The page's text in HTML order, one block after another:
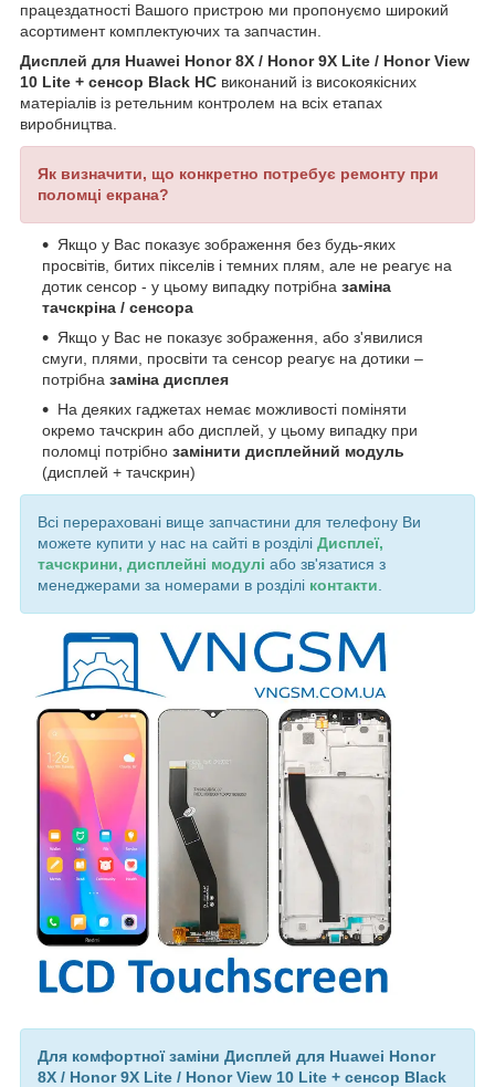
працездатності Вашого пристрою ми пропонуємо широкий
асортимент комплектуючих та запчастин.
Дисплей для Huawei Honor 8X / Honor 9X Lite / Honor View
10 Lite + сенсор Black HC виконаний із високоякісних
матеріалів із ретельним контролем на всіх етапах
виробництва.
Як визначити, що конкретно потребує ремонту при
поломці екрана?
Якщо у Вас показує зображення без будь-яких
просвітів, битих пікселів і темних плям, але не реагує на
дотик сенсор - у цьому випадку потрібна заміна
тачскріна / сенсора
Якщо у Вас не показує зображення, або з'явилися
смуги, плями, просвіти та сенсор реагує на дотики –
потрібна заміна дисплея
На деяких гаджетах немає можливості поміняти
окремо тачскрин або дисплей, у цьому випадку при
поломці потрібно замінити дисплейний модуль
(дисплей + тачскрин)
Всі перераховані вище запчастини для телефону Ви
можете купити у нас на сайті в розділі Дисплеї,
тачскрини, дисплейні модулі або зв'язатися з
менеджерами за номерами в розділі контакти
Для комфортної заміни Дисплей для Huawei Honor
8X / Honor 9X Lite / Honor View 10 Lite + сенсор Black